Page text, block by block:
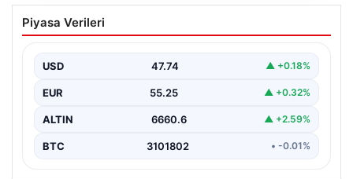
Kelebek sohbet platformu İle Sanal
İletişimin Sertifikalı Adresi Ve Chat
Sanal ortamında insanların güvenli bir biçimde iletişim
Piyasa Verileri
USD 47.74 ▲ +0.18%
EUR 55.25 ▲ +0.32%
ALTIN 6660.6 ▲ +2.59%
BTC 3101802 • -0.01%